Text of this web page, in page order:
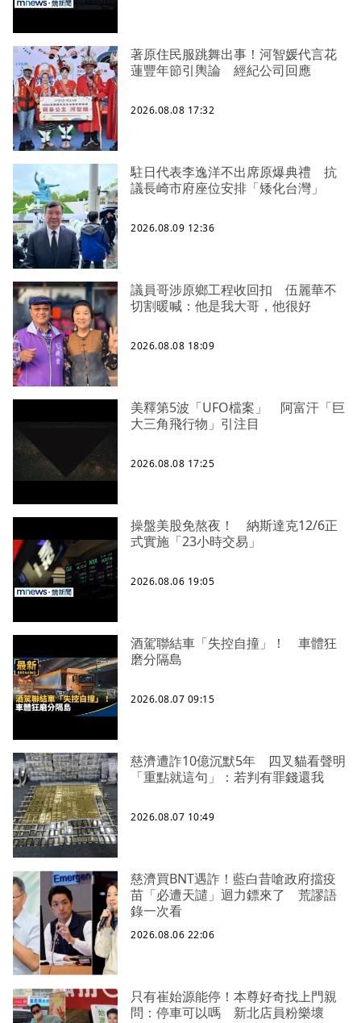
著原住民服跳舞出事！河智媛代言花
蓮豐年節引輿論 經紀公司回應
2026.08.08 17:32
駐日代表李逸洋不出席原爆典禮 抗
議長崎市府座位安排「矮化台灣」
2026.08.09 12:36
議員哥涉原鄉工程收回扣 伍麗華不
切割暖喊：他是我大哥，他很好
2026.08.08 18:09
美釋第5波「UFO檔案」 阿富汗「巨
大三角飛行物」引注目
2026.08.08 17:25
操盤美股免熬夜！ 納斯達克12/6正
式實施「23小時交易」
2026.08.06 19:05
酒駕聯結車「失控自撞」！ 車體狂
磨分隔島
2026.08.07 09:15
慈濟遭詐10億沉默5年 四叉貓看聲明
「重點就這句」：若判有罪錢還我
2026.08.07 10:49
慈濟買BNT遇詐！藍白昔嗆政府擋疫
苗「必遭天譴」迴力鏢來了 荒謬語
錄一次看
2026.08.06 22:06
只有崔始源能停！本尊好奇找上門親
問：停車可以嗎 新北店員粉樂壞